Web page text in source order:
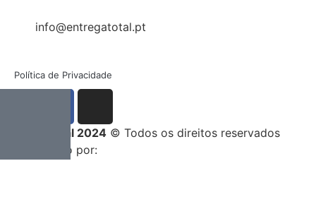
info@entregatotal.pt
Política de Privacidade
Entrega Total 2024 © Todos os direitos reservados
Desenvolvido por: